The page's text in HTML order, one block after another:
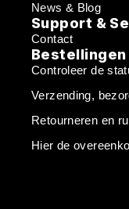
News & Blog
Support &
Contact
Bestellingen
Controleer de
Verzending,
Retourneren en
Hier de